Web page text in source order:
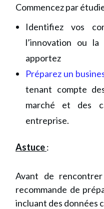
Commencez par
Identifiez vos
l’innovation ou
apportez
Préparez un
tenant compte
marché et des
entreprise.
Astuce:
Avant de
recommande de
incluant des données